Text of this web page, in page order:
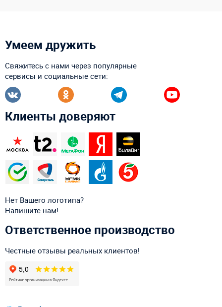
Умеем дружить
Свяжитесь с нами через популярные
сервисы и социальные сети:
Клиенты доверяют
Нет Вашего логотипа?
Напишите нам!
Ответственное производство
Честные отзывы реальных клиентов!